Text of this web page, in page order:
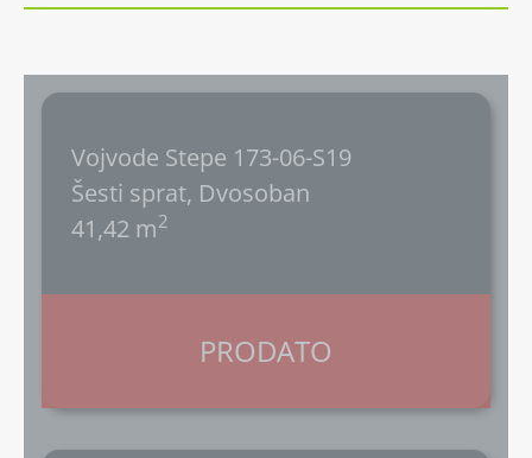
Vojvode Stepe 173-06-S19
Šesti sprat, Dvosoban
41,42 m2
PRODATO